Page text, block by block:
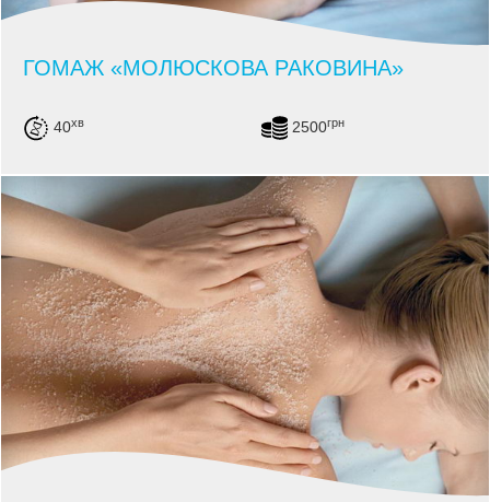
ГОМАЖ «МОЛЮСКОВА РАКОВИНА»
40хв 2500грн